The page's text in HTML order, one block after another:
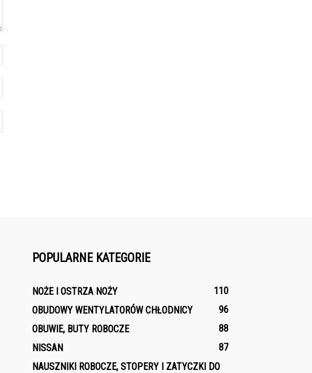
POPULARNE KATEGORIE
NOŻE I OSTRZA NOŻY
110
OBUDOWY WENTYLATORÓW CHŁODNICY
96
OBUWIE, BUTY ROBOCZE
88
NISSAN
87
NAUSZNIKI ROBOCZE, STOPERY I ZATYCZKI DO